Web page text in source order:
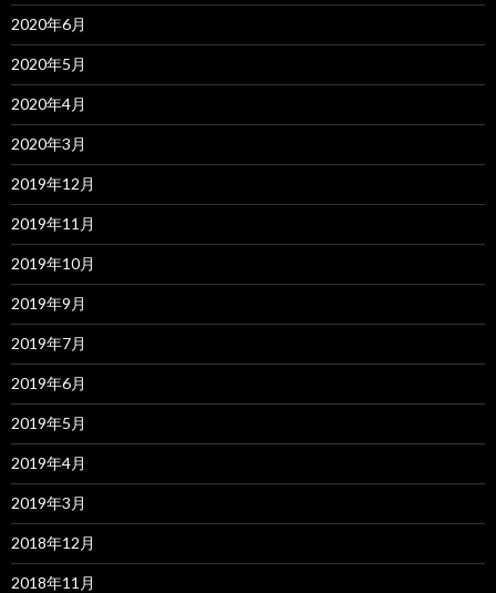
2020年6月
2020年5月
2020年4月
2020年3月
2019年12月
2019年11月
2019年10月
2019年9月
2019年7月
2019年6月
2019年5月
2019年4月
2019年3月
2018年12月
2018年11月